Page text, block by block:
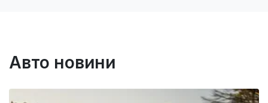
Авто новини